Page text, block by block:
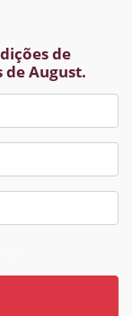
de
de August.